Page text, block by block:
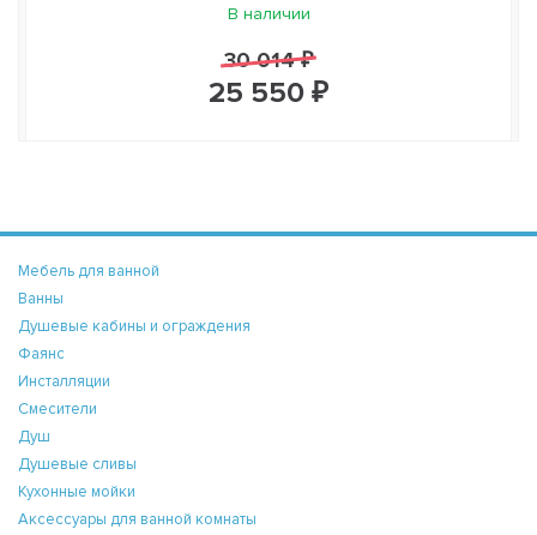
В наличии
30 014 ₽
25 550 ₽
Мебель для ванной
Ванны
Душевые кабины и ограждения
Фаянс
Инсталляции
Смесители
Душ
Душевые сливы
Кухонные мойки
Аксессуары для ванной комнаты